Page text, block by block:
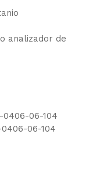
analizador de
0406-06-104
06-104